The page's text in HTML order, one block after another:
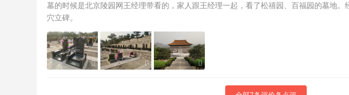
墓的时候是北京陵园网王经理带看的，家人跟王经理一起，看了松禧园、百福园的墓地
穴立碑。